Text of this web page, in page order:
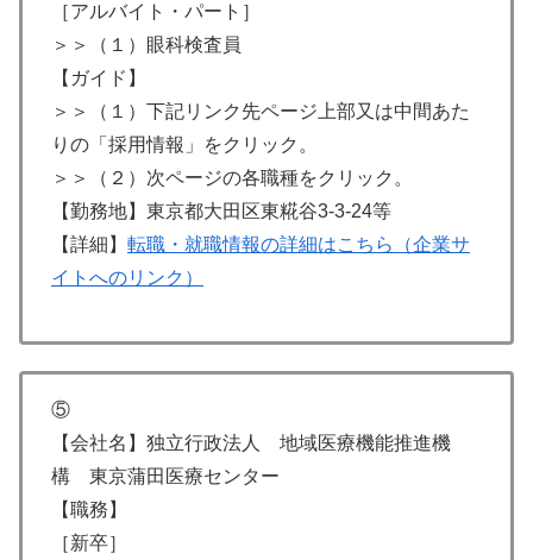
［アルバイト・パート］
＞＞（１）眼科検査員
【ガイド】
＞＞（１）下記リンク先ページ上部又は中間あた
りの「採用情報」をクリック。
＞＞（２）次ページの各職種をクリック。
【勤務地】東京都大田区東糀谷3-3-24等
【詳細】 転職・就職情報の詳細はこちら（企業サ
イトへのリンク）
⑤
【会社名】独立行政法人 地域医療機能推進機
構 東京蒲田医療センター
【職務】
［新卒］